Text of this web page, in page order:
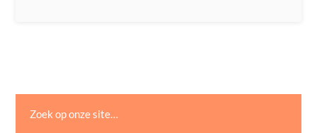
Zoek op onze site…